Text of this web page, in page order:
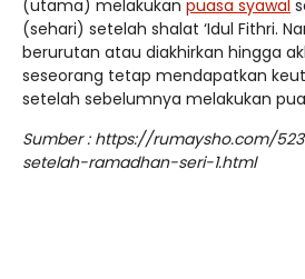
(utama) melakukan puasa syawal
(sehari) setelah shalat ‘Idul Fithri.
berurutan atau diakhirkan hingga
seseorang tetap mendapatkan
setelah sebelumnya melakukan
Sumber : https://rumaysho.com/
setelah-ramadhan-seri-1.html